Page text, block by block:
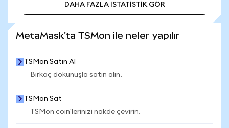
DAHA FAZLA İSTATİSTİK GÖR
MetaMask'ta TSMon ile neler yapılır
TSMon Satın Al
Birkaç dokunuşla satın alın.
TSMon Sat
TSMon coin'lerinizi nakde çevirin.